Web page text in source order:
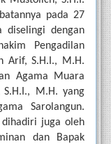
pada 27
diselingi dengan
Pengadilan
Arif, S.H.I., M.H.
Agama Muara
S.H.I., M.H. yang
Sarolangun.
dihadiri juga oleh
dan Bapak